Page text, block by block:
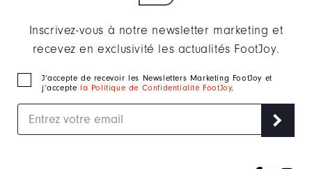
Inscrivez-vous à notre newsletter marketing et
recevez en exclusivité les actualités FootJoy.
J‘accepte de recevoir les Newsletters Marketing FootJoy et
j’accepte la Politique de Confidentialité FootJoy.